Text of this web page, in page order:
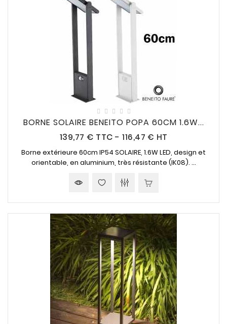
BORNE SOLAIRE BENEITO POPA 60CM 1.6W...
139,77 € Prix
TTC - 116,47 € HT
Borne extérieure 60cm IP54 SOLAIRE, 1.6W LED, design et
orientable, en aluminium, très résistante (IK08). ...